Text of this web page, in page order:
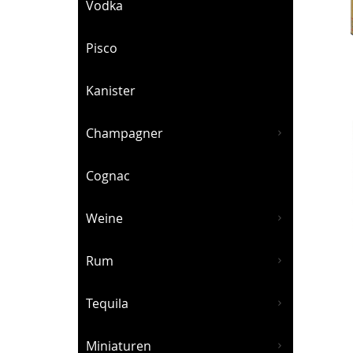
Vodka
Pisco
Kanister
Champagner
Cognac
Weine
Rum
Tequila
Miniaturen